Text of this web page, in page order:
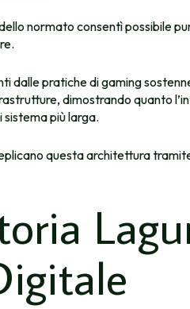
normato consentì possibile
dalle pratiche di gaming
dimostrando quanto
più larga.
questa architettura